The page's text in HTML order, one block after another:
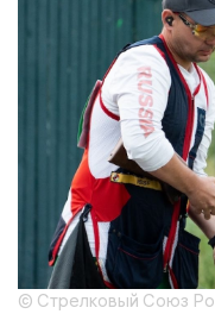
© Стрелковый Союз